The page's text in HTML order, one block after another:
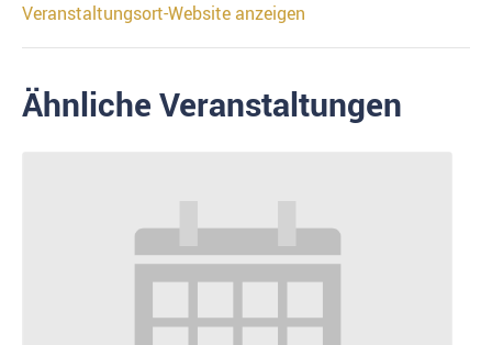
Veranstaltungsort-Website anzeigen
Ähnliche Veranstaltungen